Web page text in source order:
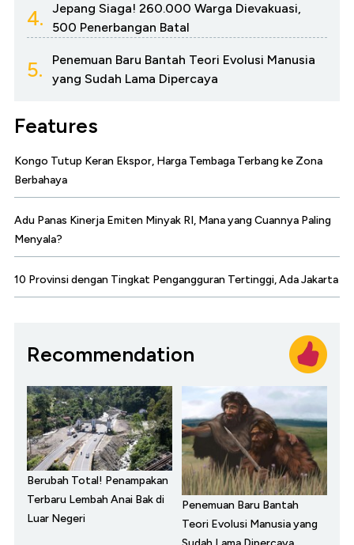
4.
Jepang Siaga! 260.000 Warga Dievakuasi,
500 Penerbangan Batal
5.
Penemuan Baru Bantah Teori Evolusi Manusia
yang Sudah Lama Dipercaya
Features
Kongo Tutup Keran Ekspor, Harga Tembaga Terbang ke Zona
Berbahaya
Adu Panas Kinerja Emiten Minyak RI, Mana yang Cuannya Paling
Menyala?
10 Provinsi dengan Tingkat Pengangguran Tertinggi, Ada Jakarta
Recommendation
Berubah Total! Penampakan
Terbaru Lembah Anai Bak di
Luar Negeri
Penemuan Baru Bantah
Teori Evolusi Manusia yang